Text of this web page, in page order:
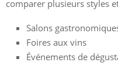
comparer plusieurs styles
Salons
Foires aux vins
Événements de